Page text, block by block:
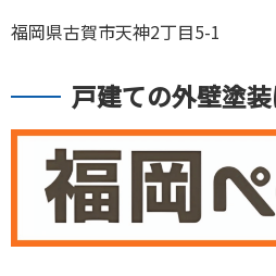
福岡県古賀市天神2丁目5-1
戸建ての外壁塗